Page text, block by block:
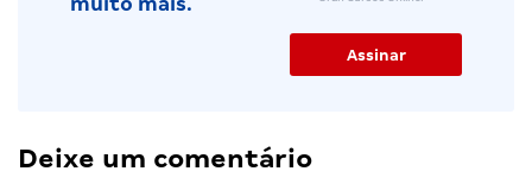
Deixe um comentário